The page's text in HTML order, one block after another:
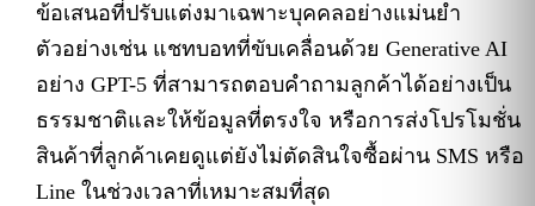
ข้อเสนอที่ปรับแต่งมาเฉพาะบุคคลอย่างแม่นยำ
ตัวอย่างเช่น แชทบอทที่ขับเคลื่อนด้วย Generative AI
อย่าง GPT-5 ที่สามารถตอบคำถามลูกค้าได้อย่างเป็น
ธรรมชาติและให้ข้อมูลที่ตรงใจ หรือการส่งโปรโมชั่น
สินค้าที่ลูกค้าเคยดูแต่ยังไม่ตัดสินใจซื้อผ่าน SMS หรือ
Line ในช่วงเวลาที่เหมาะสมที่สุด